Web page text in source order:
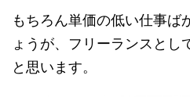
もちろん単価の低い仕事ば
ょうが、フリーランスとし
と思います。